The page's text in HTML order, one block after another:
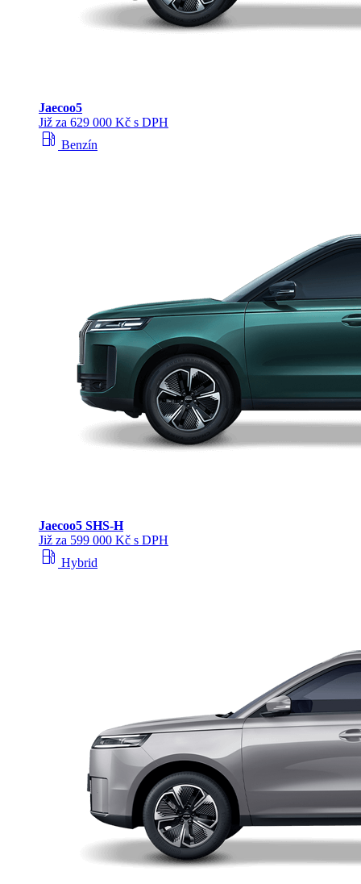
Jaecoo5
Již za 629 000 Kč s DPH
local_gas_station Benzín
Jaecoo5 SHS-H
Již za 599 000 Kč s DPH
local_gas_station Hybrid